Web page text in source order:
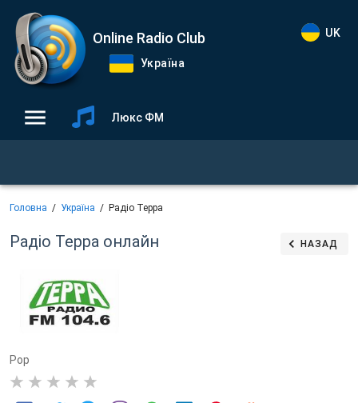
Online Radio Club
Україна
UK
Люкс ФМ
Головна Україна Радіо Терра
Радіо Терра онлайн НАЗАД
Pop